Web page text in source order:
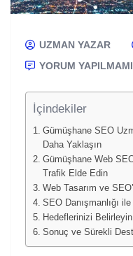
UZMAN YAZAR
YORUM
İçindekiler
Gümüşhane SEO
Daha Yaklaşın
Gümüşhane Web
Trafik Elde Edin
Web Tasarım ve
SEO Danışmanlığı
Hedeflerinizi
Sonuç ve Sürekli